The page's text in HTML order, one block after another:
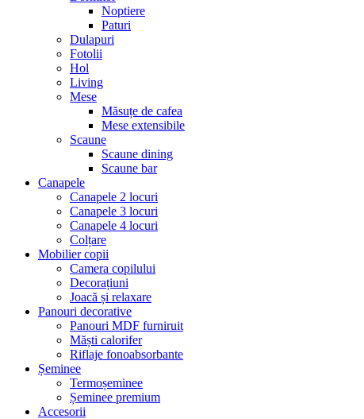
Noptiere
Paturi
Dulapuri
Fotolii
Hol
Living
Mese
Măsuțe de cafea
Mese extensibile
Scaune
Scaune dining
Scaune bar
Canapele
Canapele 2 locuri
Canapele 3 locuri
Canapele 4 locuri
Colțare
Mobilier copii
Camera copilului
Decorațiuni
Joacă și relaxare
Panouri decorative
Panouri MDF furniruit
Măști calorifer
Riflaje fonoabsorbante
Șeminee
Termoșeminee
Șeminee premium
Accesorii